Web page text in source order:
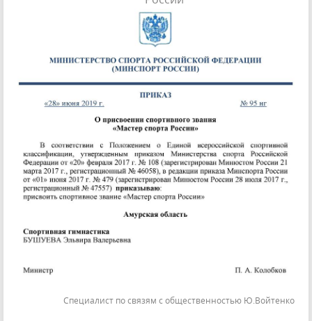
Специалист по связям с общественностью Ю.Войтенко